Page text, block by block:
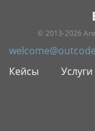
© 2013-2026
Кейсы
Услуги